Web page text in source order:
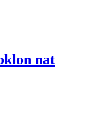
nat